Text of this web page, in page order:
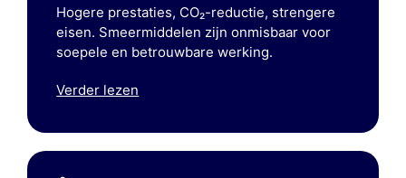
Hogere prestaties, CO₂-reductie, strengere
eisen. Smeermiddelen zijn onmisbaar voor
soepele en betrouwbare werking.
Verder lezen